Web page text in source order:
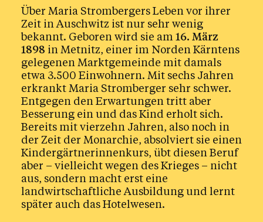
Über Maria Strombergers Leben vor ihrer
Zeit in Auschwitz ist nur sehr wenig
bekannt. Geboren wird sie am 16. März
1898 in Metnitz, einer im Norden Kärntens
gelegenen Marktgemeinde mit damals
etwa 3.500 Einwohnern. Mit sechs Jahren
erkrankt Maria Stromberger sehr schwer.
Entgegen den Erwartungen tritt aber
Besserung ein und das Kind erholt sich.
Bereits mit vierzehn Jahren, also noch in
der Zeit der Monarchie, absolviert sie einen
Kindergärtnerinnenkurs, übt diesen Beruf
aber – vielleicht wegen des Krieges – nicht
aus, sondern macht erst eine
landwirtschaftliche Ausbildung und lernt
später auch das Hotelwesen.